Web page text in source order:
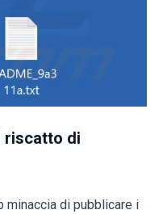
riscatto di
minaccia di pubblicare i